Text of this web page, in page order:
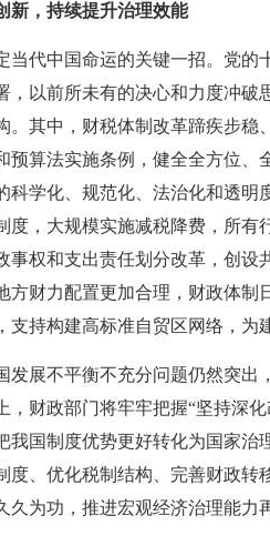
新，持续提升治理效能
代中国命运的关键一招。党的
，以前所未有的决心和力度冲
。其中，财税体制改革蹄疾步
预算法实施条例，健全全方位
科学化、规范化、法治化和透
度，大规模实施减税降费，所有
事权和支出责任划分改革，创
方财力配置更加合理，财政体
支持构建高标准自贸区网络，为
展不平衡不充分问题仍然突出
，财政部门将牢牢把握“坚持深
我国制度优势更好转化为国家
度、优化税制结构、完善财政
久为功，推进宏观经济治理能力